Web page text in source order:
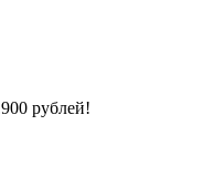
рублей!